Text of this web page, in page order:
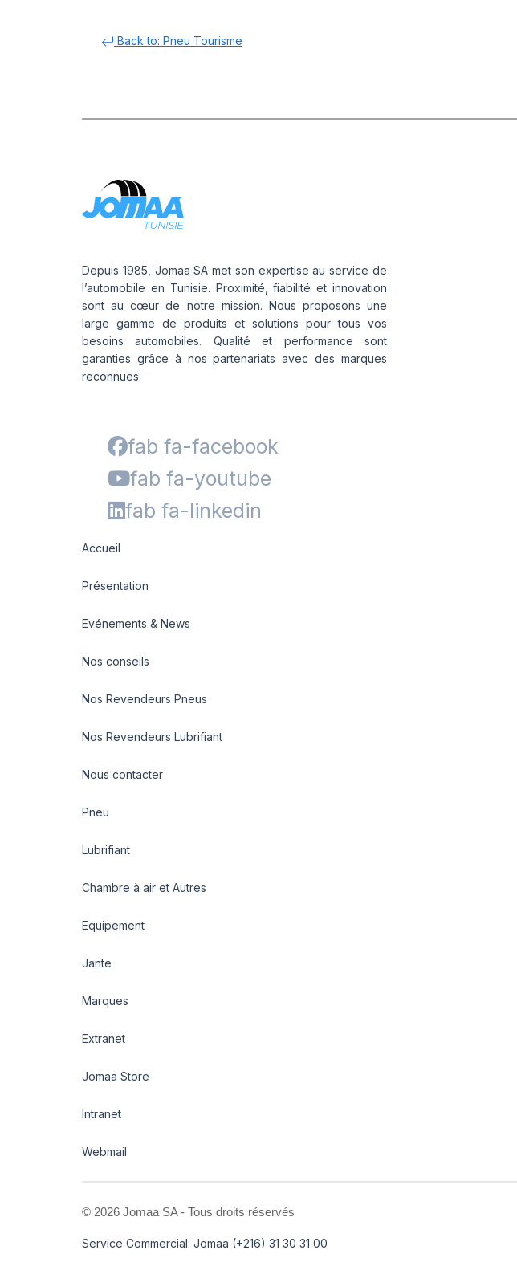
Back to: Pneu Tourisme
Depuis 1985, Jomaa SA met son expertise au service de
l’automobile en Tunisie. Proximité, fiabilité et innovation
sont au cœur de notre mission. Nous proposons une
large gamme de produits et solutions pour tous vos
besoins automobiles. Qualité et performance sont
garanties grâce à nos partenariats avec des marques
reconnues.
fab fa-facebook
fab fa-youtube
fab fa-linkedin
Accueil
Présentation
Evénements & News
Nos conseils
Nos Revendeurs Pneus
Nos Revendeurs Lubrifiant
Nous contacter
Pneu
Lubrifiant
Chambre à air et Autres
Equipement
Jante
Marques
Extranet
Jomaa Store
Intranet
Webmail
© 2026 Jomaa SA - Tous droits réservés
Service Commercial: Jomaa (+216) 31 30 31 00